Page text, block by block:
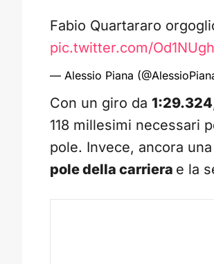
Fabio Quartararo
pic.twitter.com/
— Alessio Piana
Con un giro da 1:29.324
118 millesimi necessari
pole. Invece, ancora
pole della carriera e la